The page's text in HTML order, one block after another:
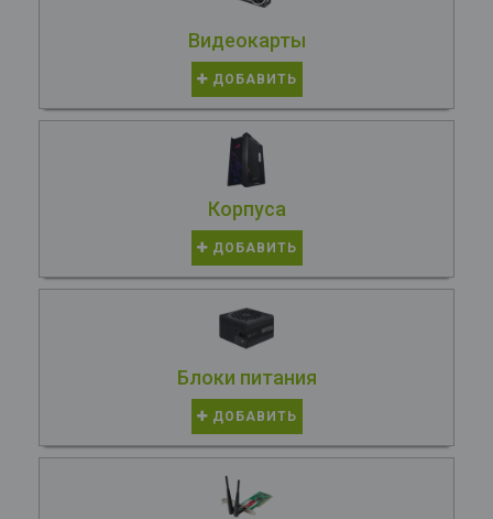
Видеокарты
ДОБАВИТЬ
Корпуса
ДОБАВИТЬ
Блоки питания
ДОБАВИТЬ